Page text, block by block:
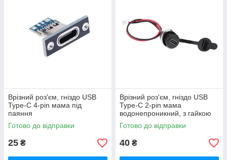
Врізний роз'єм, гніздо USB
Type-C 4-pin мама під
паяння
Готово до відправки
25 ₴
Врізний роз'єм, гніздо USB
Type-C 2-pin мама
водонепроникний, з гайкою
Готово до відправки
40 ₴